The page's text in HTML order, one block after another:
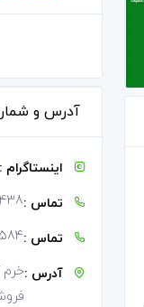
آدرس و
اینستاگرام :
تماس :
تماس :
آدرس :خرم